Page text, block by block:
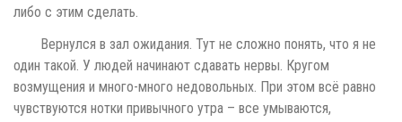
либо с этим сделать.
Вернулся в зал ожидания. Тут не сложно понять, что я не
один такой. У людей начинают сдавать нервы. Кругом
возмущения и много-много недовольных. При этом всё равно
чувствуются нотки привычного утра – все умываются,